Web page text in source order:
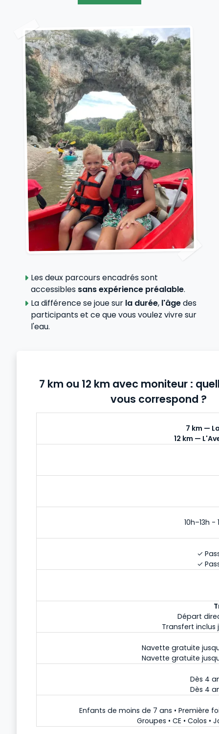
Les deux parcours encadrés sont
accessibles sans expérience préalable.
La différence se joue sur la durée, l'âgedes
participants et ce que vous voulez vivre sur
l'eau.
7 km ou 12 km avec moniteur :
vous correspond ?
7 km —
12 km —
10h–13h -
✓
✓
Départ
Transfert inclus
Navette gratuite
Navette gratuite
Dès 4
Dès 4
Enfants de moins de 7 ans • Première
Groupes • CE • Colos